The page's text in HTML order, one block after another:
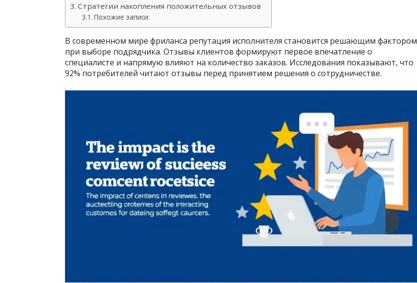
Стратегии накопления положительных отзывов
Похожие записи:
В современном мире фриланса репутация исполнителя становится решающим фактором
при выборе подрядчика. Отзывы клиентов формируют первое впечатление о
специалисте и напрямую влияют на количество заказов. Исследования показывают, что
92% потребителей читают отзывы перед принятием решения о сотрудничестве.